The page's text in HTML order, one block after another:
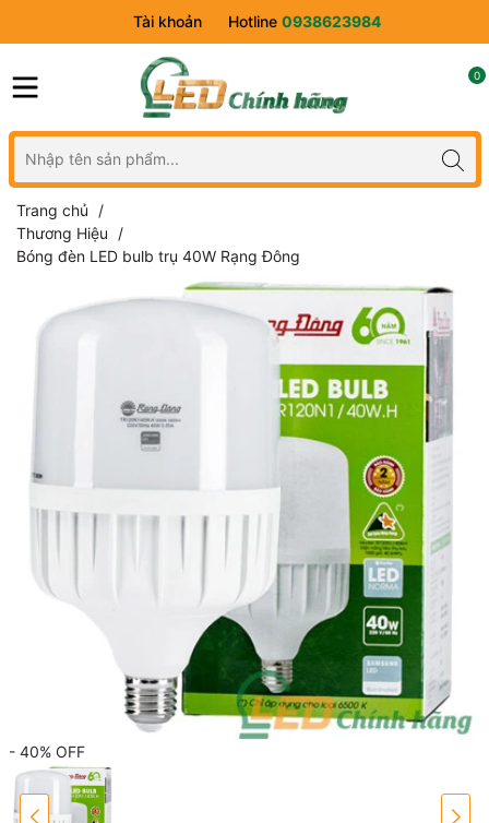
Tài khoản Hotline 0938623984
0
Trang chủ
Thương Hiệu
Bóng đèn LED bulb trụ 40W Rạng Đông
- 40% OFF